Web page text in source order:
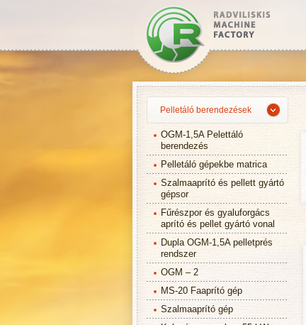
Pelletáló berendezések
OGM-1,5A Pelettáló
berendezés
Pelletáló gépekbe matrica
Szalmaaprító és pellett gyártó
gépsor
Fűrészpor és gyaluforgács
aprító és pellet gyártó vonal
Dupla OGM-1,5A pelletprés
rendszer
OGM – 2
MS-20 Faaprító gép
Szalmaaprító gép